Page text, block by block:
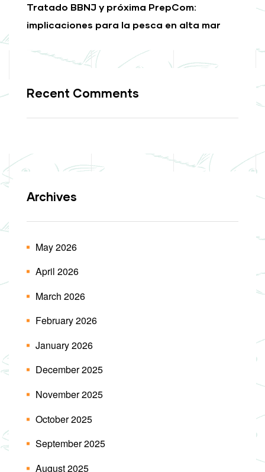
Tratado BBNJ y próxima PrepCom:
implicaciones para la pesca en alta mar
Recent Comments
Archives
May 2026
April 2026
March 2026
February 2026
January 2026
December 2025
November 2025
October 2025
September 2025
August 2025